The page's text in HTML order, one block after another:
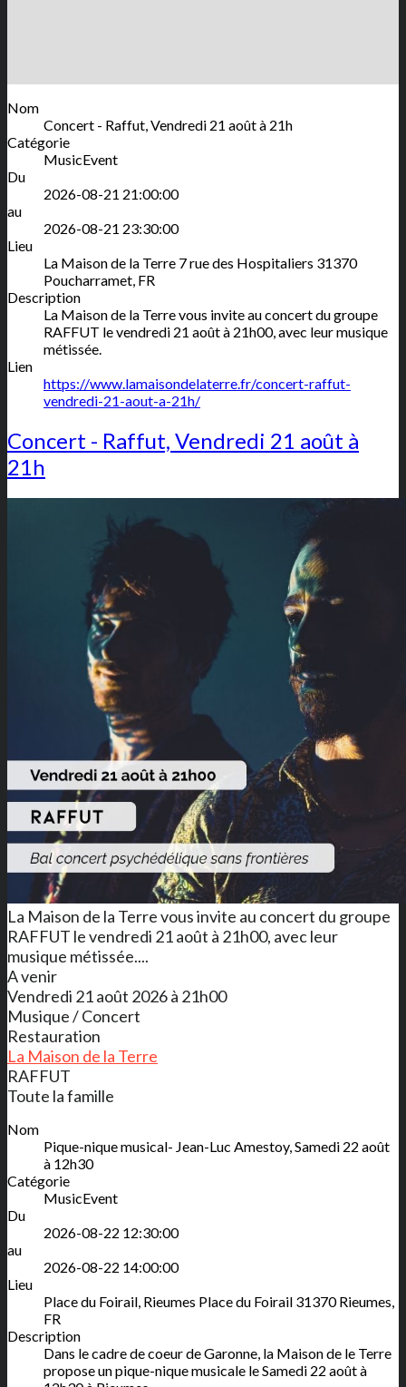
Nom
Concert - Raffut, Vendredi 21 août à 21h
Catégorie
MusicEvent
Du
2026-08-21 21:00:00
au
2026-08-21 23:30:00
Lieu
La Maison de la Terre 7 rue des Hospitaliers 31370
Poucharramet, FR
Description
La Maison de la Terre vous invite au concert du groupe
RAFFUT le vendredi 21 août à 21h00, avec leur musique
métissée.
Lien
https://www.lamaisondelaterre.fr/concert-raffut-
vendredi-21-aout-a-21h/
Concert - Raffut, Vendredi 21 août à
21h
La Maison de la Terre vous invite au concert du groupe
RAFFUT le vendredi 21 août à 21h00, avec leur
musique métissée....
A venir
Vendredi 21 août 2026 à 21h00
Musique / Concert
Restauration
La Maison de la Terre
RAFFUT
Toute la famille
Nom
Pique-nique musical- Jean-Luc Amestoy, Samedi 22 août
à 12h30
Catégorie
MusicEvent
Du
2026-08-22 12:30:00
au
2026-08-22 14:00:00
Lieu
Place du Foirail, Rieumes Place du Foirail 31370 Rieumes
FR
Description
Dans le cadre de coeur de Garonne, la Maison de le Terre
propose un pique-nique musicale le Samedi 22 août à